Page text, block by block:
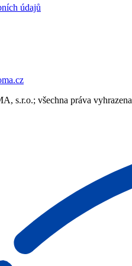
údajů
s.r.o.; všechna práva vyhrazena